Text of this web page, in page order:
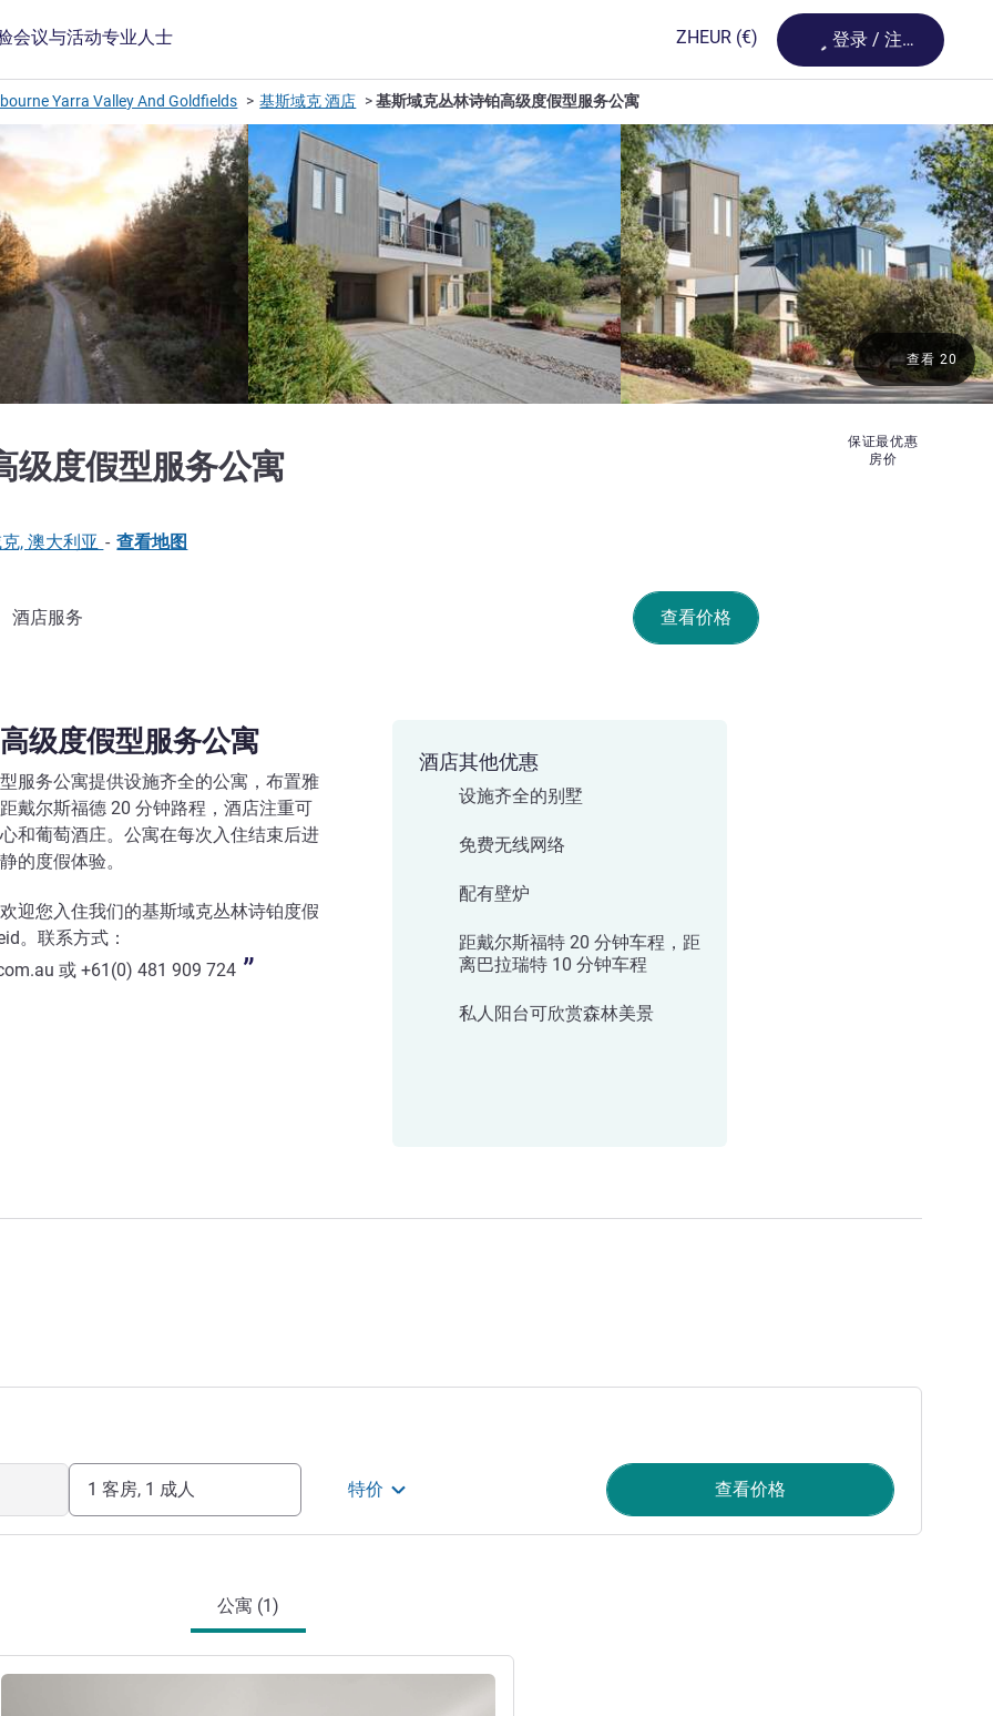
会议与活动专业人士 ZHEUR (€) Loading...
登录 / 注册
Yarra Valley And Goldfields 基斯域克 酒店 基斯域克丛林诗铂高级度假型服务公寓
级度假型服务公寓
保证最优惠
房价
查看 20
, 澳大利亚 - 查看地图
查看价格
酒店服务
级度假型服务公寓
服务公寓提供设施齐全的公寓，布置雅
戴尔斯福德 20 分钟路程，酒店注重可
和葡萄酒庄。公寓在每次入住结束后进
的度假体验。
迎您入住我们的基斯域克丛林诗铂度假
。联系方式：
或 +61(0) 481 909 724
酒店其他优惠
设施齐全的别墅
免费无线网络
配有壁炉
距戴尔斯福特 20 分钟车程，距
离巴拉瑞特 10 分钟车程
私人阳台可欣赏森林美景
1 客房, 1 成人 特价 查看价格
公寓 (1)
请参阅详情